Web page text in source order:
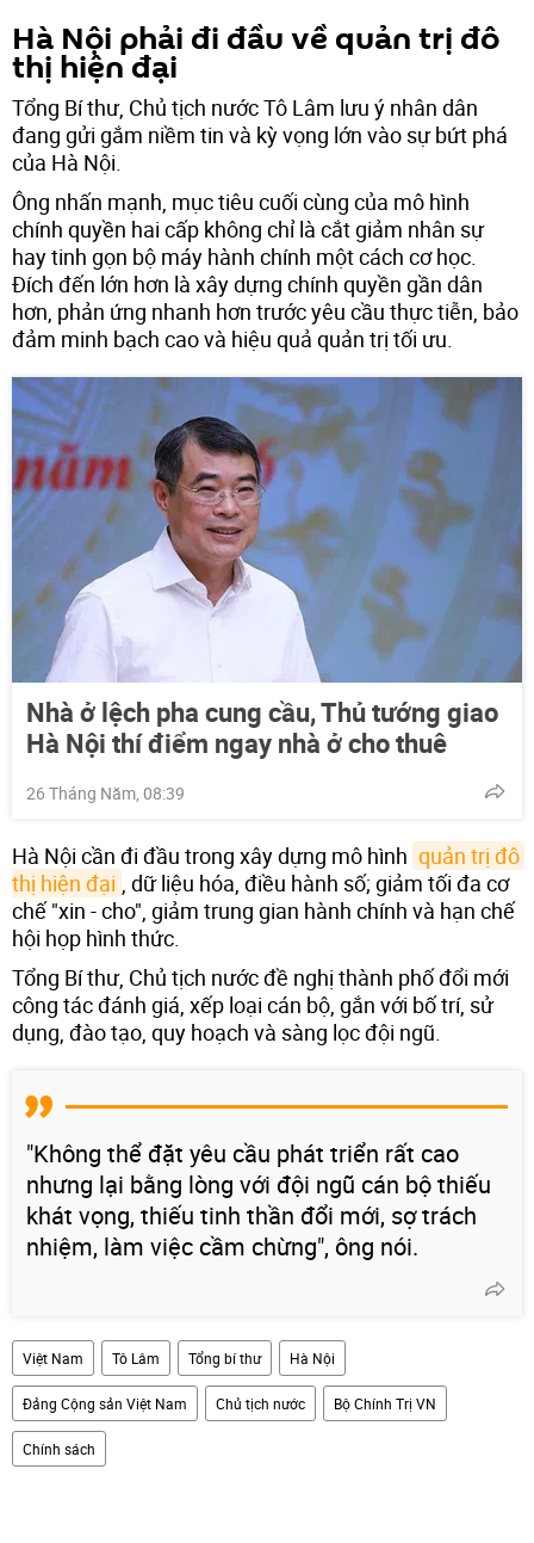
Hà Nội phải đi đầu về quản trị đô
thị hiện đại
Tổng Bí thư, Chủ tịch nước Tô Lâm lưu ý nhân dân
đang gửi gắm niềm tin và kỳ vọng lớn vào sự bứt phá
của Hà Nội.
Ông nhấn mạnh, mục tiêu cuối cùng của mô hình
chính quyền hai cấp không chỉ là cắt giảm nhân sự
hay tinh gọn bộ máy hành chính một cách cơ học.
Đích đến lớn hơn là xây dựng chính quyền gần dân
hơn, phản ứng nhanh hơn trước yêu cầu thực tiễn, bảo
đảm minh bạch cao và hiệu quả quản trị tối ưu.
Nhà ở lệch pha cung cầu, Thủ tướng giao
Hà Nội thí điểm ngay nhà ở cho thuê
26 Tháng Năm, 08:39
Hà Nội cần đi đầu trong xây dựng mô hình quản trị đô
thị hiện đại , dữ liệu hóa, điều hành số; giảm tối đa cơ
chế "xin - cho", giảm trung gian hành chính và hạn chế
hội họp hình thức.
Tổng Bí thư, Chủ tịch nước đề nghị thành phố đổi mới
công tác đánh giá, xếp loại cán bộ, gắn với bố trí, sử
dụng, đào tạo, quy hoạch và sàng lọc đội ngũ.
"Không thể đặt yêu cầu phát triển rất cao
nhưng lại bằng lòng với đội ngũ cán bộ thiếu
khát vọng, thiếu tinh thần đổi mới, sợ trách
nhiệm, làm việc cầm chừng", ông nói.
Việt Nam Tô Lâm Tổng bí thư Hà Nội
Đảng Cộng sản Việt Nam Chủ tịch nước Bộ Chính Trị VN
Chính sách